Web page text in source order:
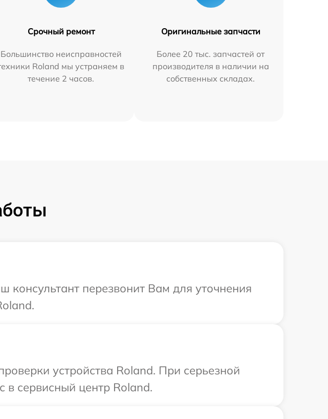
Срочный ремонт
Большинство неисправностей
Roland мы устраняем в
течение 2 часов.
Оригинальные запчасти
Более 20 тыс. запчастей от
производителя в наличии на
собственных складах.
консультант перезвонит Вам для уточнения
устройства Roland. При серьезной
в сервисный центр Roland.